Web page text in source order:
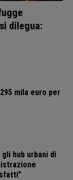
dilegua:
mila euro per
hub urbani di